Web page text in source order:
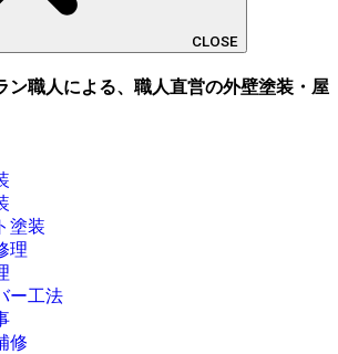
CLOSE
ン職人による、職人直営の外壁塗装・屋
塗装
理
ー工法
修